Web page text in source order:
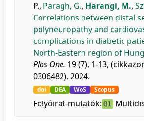
P., Paragh, G., Harangi, M.,
Correlations between distal
polyneuropathy and
complications in diabetic
North-Eastern region of
Plos One. 19 (7), 1-13,
0306482), 2024.
doi DEA WoS Scopus
Folyóirat-mutatók: Q1